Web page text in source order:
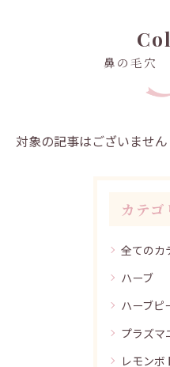
鼻の毛穴
対象の記事はございません
カテゴ
全てのカ
ハーブ
ハーブピ
プラズマ
レモンボ